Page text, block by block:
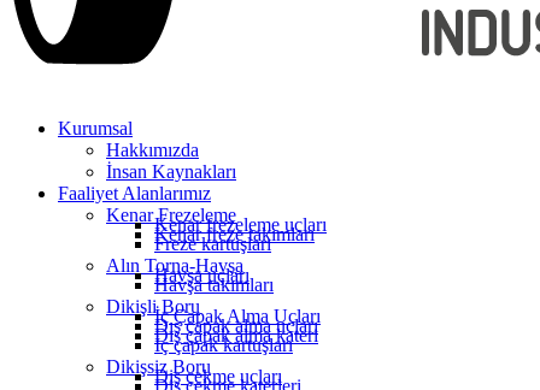
Kurumsal
Hakkımızda
İnsan Kaynakları
Faaliyet Alanlarımız
Kenar Frezeleme
Kenar frezeleme uçları
Kenar freze takımları
Freze kartuşları
Alın Torna-Havşa
Havşa uçları
Havşa takımları
Dikişli Boruİç Çapak Alma Uçları
Dış çapak alma uçları
Dış çapak alma kateri
İç çapak kartuşları
Dikişsiz Boru
Diş çekme uçları
Diş çekme katerleri